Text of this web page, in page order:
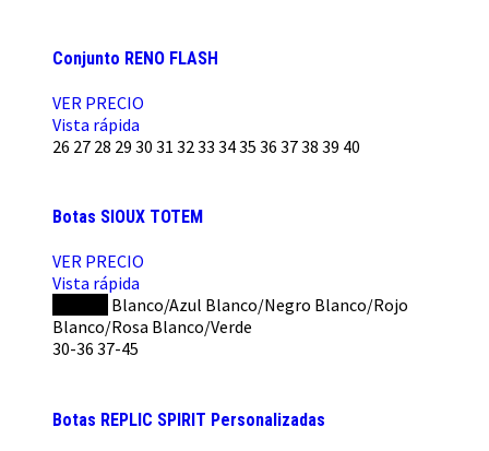
Conjunto RENO FLASH
VER PRECIO
Vista rápida
26 27 28 29 30 31 3233 3435 36 3738 39 40
Botas SIOUX TOTEM
VER PRECIO
Vista rápida
Blanco/Azul Blanco/Negro Blanco/Rojo
Blanco/Rosa Blanco/Verde
30-36 37-45
Botas REPLIC SPIRIT Personalizadas